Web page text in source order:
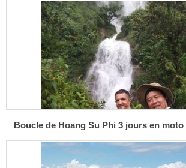
Boucle de Hoang Su Phi 3 jours en